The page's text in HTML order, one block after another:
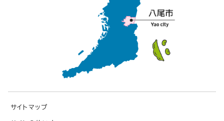
サイトマップ